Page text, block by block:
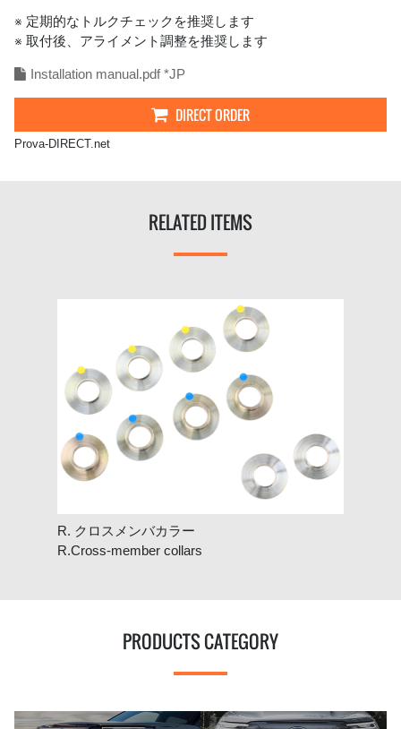
※ 定期的なトルクチェックを推奨します
※ 取付後、アライメント調整を推奨します
Installation manual.pdf *JP
DIRECT ORDER
Prova-DIRECT.net
RELATED ITEMS
R. クロスメンバカラー
R.Cross-member collars
PRODUCTS CATEGORY